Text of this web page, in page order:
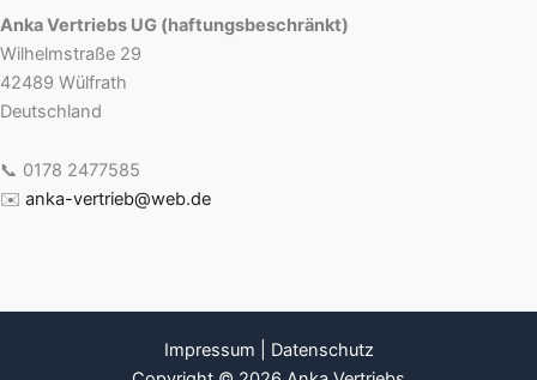
Anka Vertriebs UG (haftungsbeschränkt)
Wilhelmstraße 29
42489 Wülfrath
Deutschland
📞 0178 2477585
✉️ anka-vertrieb@web.de
Impressum
Datenschutz